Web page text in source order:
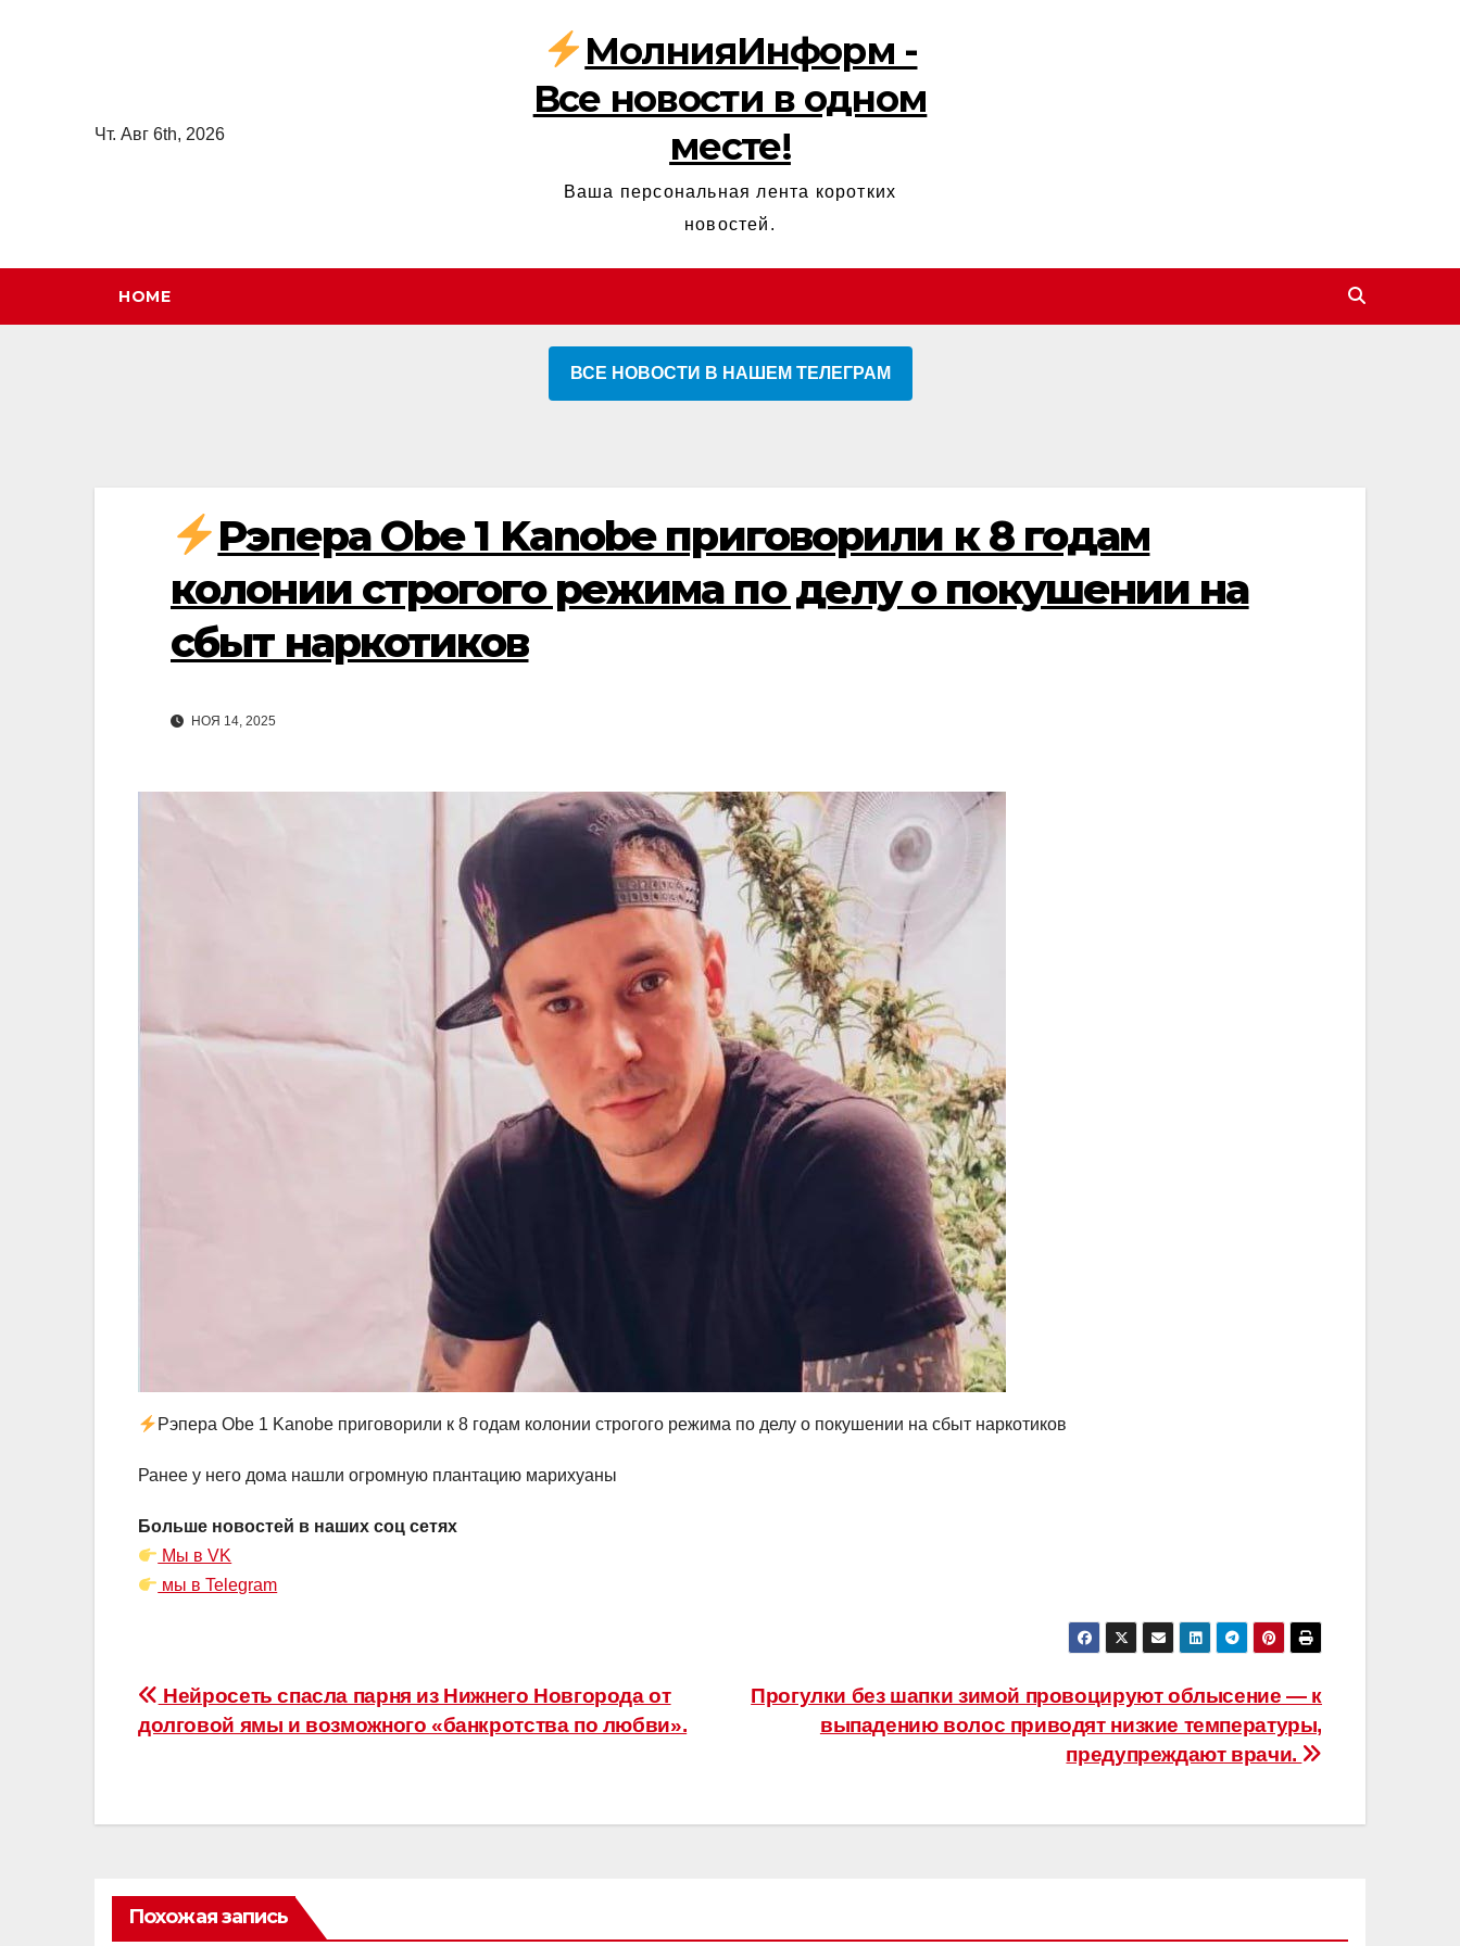
Чт. Авг 6th, 2026
МолнияИнформ -
Все новости в одном
месте!
Ваша персональная лента коротких
новостей.
HOME
ВСЕ НОВОСТИ В НАШЕМ ТЕЛЕГРАМ
Рэпера Obe 1 Kanobe приговорили к 8 годам
колонии строгого режима по делу о покушении на
сбыт наркотиков
НОЯ 14, 2025
Рэпера Obe 1 Kanobe приговорили к 8 годам колонии строгого режима по делу о покушении на сбыт наркотиков
Ранее у него дома нашли огромную плантацию марихуаны
Больше новостей в наших соц сетях
Мы в VK
мы в Telegram
Навигация
по
Прогулки без шапки зимой провоцируют облысение — к
выпадению волос приводят низкие температуры,
предупреждают врачи.
Нейросеть спасла парня из Нижнего Новгорода от
долговой ямы и возможного «банкротства по любви».
Похожая запись